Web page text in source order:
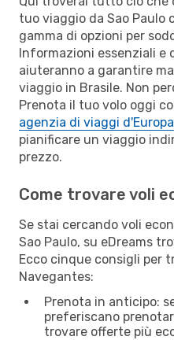
tuo viaggio da Sao Paulo
gamma di opzioni per
Informazioni essenziali e
aiuteranno a garantire
viaggio in Brasile. Non
Prenota il tuo volo oggi
agenzia di viaggi d'Europa
pianificare un viaggio
prezzo.
Come trovare voli
Se stai cercando voli
Sao Paulo, su eDreams
Ecco cinque consigli per
Navegantes:
Prenota in anticipo:
preferiscano
trovare offerte più